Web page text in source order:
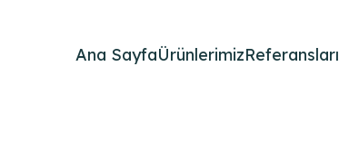
Ana SayfaÜrünlerimiz